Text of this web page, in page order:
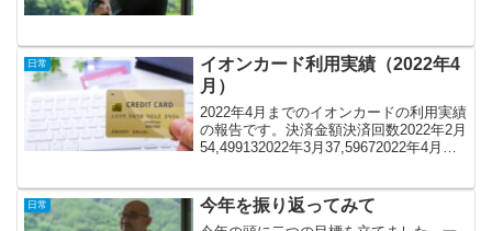
預金から一括入金しましたので、...
日常
イオンカード利用実績（2022年4
月）
2022年4月までのイオンカードの利用実績
の報告です。決済金額決済回数2022年2月
54,499132022年3月37,59672022年4月
日常 今年を振り返ってみて